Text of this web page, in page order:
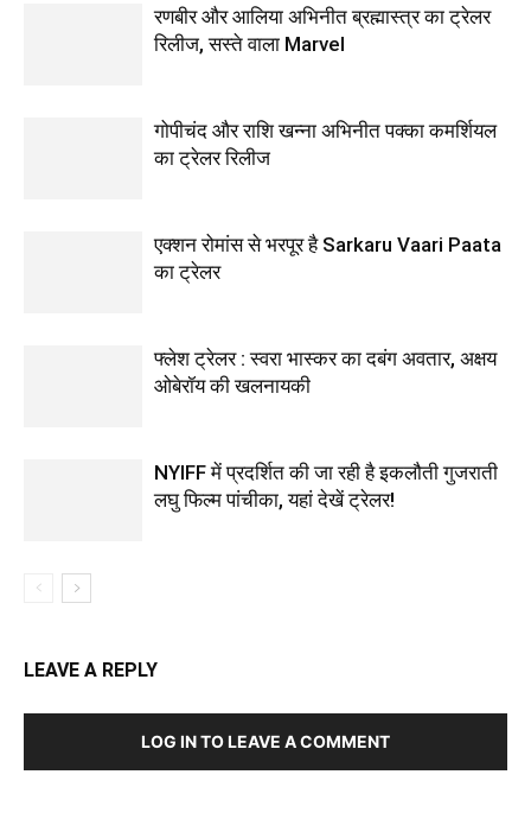
रणबीर और आलिया अभिनीत ब्रह्मास्‍त्र का ट्रेलर
रिलीज, सस्‍ते वाला Marvel
गोपीचंद और राशि खन्‍ना अभिनीत पक्का कमर्शियल
का ट्रेलर रिलीज
एक्शन रोमांस से भरपूर है Sarkaru Vaari Paata
का ट्रेलर
फ्लेश ट्रेलर : स्‍वरा भास्‍कर का दबंग अवतार, अक्षय
ओबेरॉय की खलनायकी
NYIFF में प्रदर्शित की जा रही है इकलौती गुजराती
लघु फिल्‍म पांचीका, यहां देखें ट्रेलर!
LEAVE A REPLY
LOG IN TO LEAVE A COMMENT